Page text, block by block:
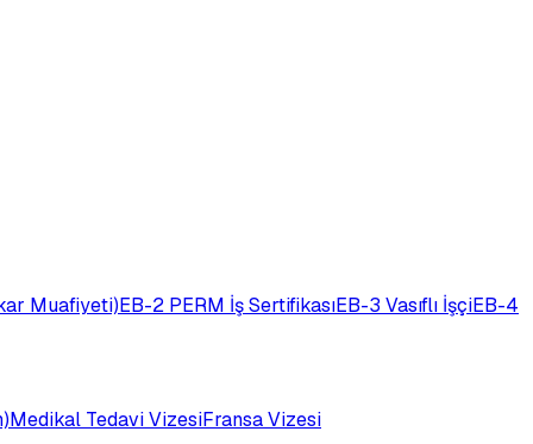
Muafiyeti)EB-2 PERM İş SertifikasıEB-3 Vasıflı İşçiEB-4
Medikal Tedavi VizesiFransa Vizesi